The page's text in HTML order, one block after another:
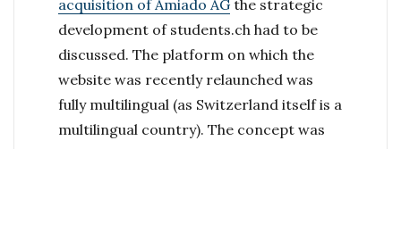
acquisition of Amiado AGthe strategic
development of students.ch had to be
discussed. The platform on which the
website was recently relaunched was
fully multilingual (as Switzerland itself is a
multilingual country). The concept was